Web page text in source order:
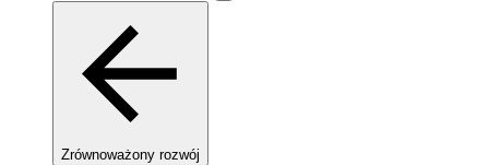
Zrównoważony rozwój